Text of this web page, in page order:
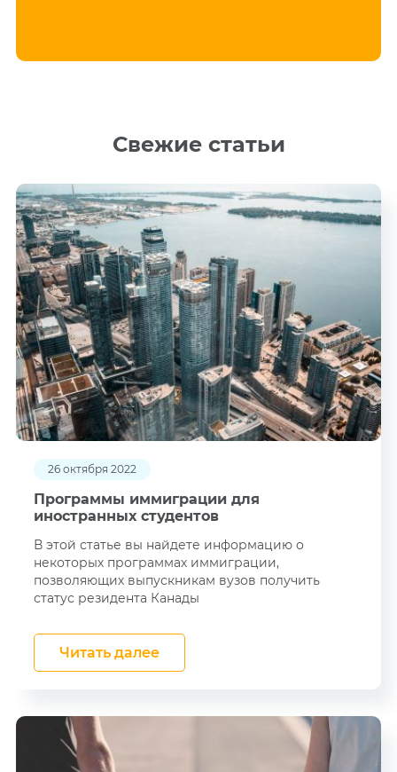
Свежие статьи
26 октября 2022
Программы иммиграции для
иностранных студентов
В этой статье вы найдете информацию о
некоторых программах иммиграции,
позволяющих выпускникам вузов получить
статус резидента Канады
Читать далее